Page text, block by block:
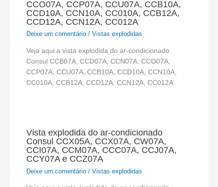
CCO07A, CCP07A, CCU07A, CCB10A,
CCD10A, CCN10A, CC010A, CCB12A,
CCD12A, CCN12A, CC012A
Deixe um comentário /Vistas explodidas
Veja aqui a vista explodida do ar-condicionado
Consul CCB07A, CCD07A, CCN07A, CCO07A,
CCP07A, CCU07A, CCB10A, CCD10A, CCN10A,
CC010A, CCB12A, CCD12A, CCN12A, CC012A
Vista explodida do ar-condicionado
Consul CCX05A, CCX07A, CW07A,
CCI07A, CCM07A, CCC07A, CCJ07A,
CCY07A e CCZ07A
Deixe um comentário /Vistas explodidas